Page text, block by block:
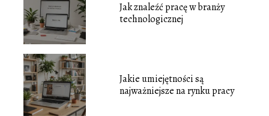
Jak znaleźć pracę w branży
technologicznej
Jakie umiejętności są
najważniejsze na rynku pracy